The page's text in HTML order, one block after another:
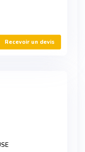
Recevoir un devis